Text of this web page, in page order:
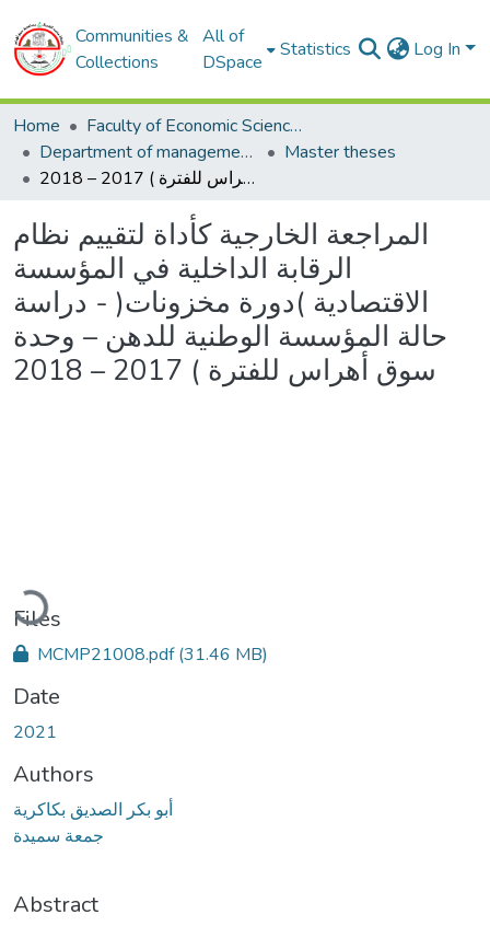
Communities &
Collections
All of
DSpace
Statistics Log In
Home
Faculty of Economic Sciences, Commerce and Management Sciences
Department of management sciences
Master theses
المراجعة الخارجية كأداة لتقييم نظام الرقابة الداخلية في المؤسسة الاقتصادية )دورة مخزونات( - دراسة حالة المؤسسة الوطنية للدهن – وحدة سوق أهراس للفترة ) 2017 – 2018
المراجعة الخارجية كأداة لتقييم نظام
الرقابة الداخلية في المؤسسة
الاقتصادية )دورة مخزونات( - دراسة
حالة المؤسسة الوطنية للدهن – وحدة
سوق أهراس للفترة ) 2017 – 2018
Loading...
Files
MCMP21008.pdf(31.46 MB)
Date
2021
Authors
أبو بكر الصديق بكاكرية
جمعة سميدة
Abstract